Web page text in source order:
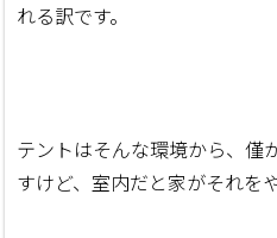
れる訳です。
テントはそんな環境から、僅
すけど、室内だと家がそれを